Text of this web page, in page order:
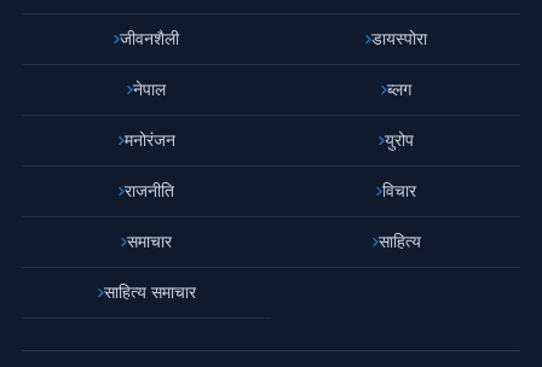
जीवनशैली डायस्पोरा
नेपाल ब्लग
मनोरंजन युरोप
राजनीति विचार
समाचार साहित्य
साहित्य समाचार